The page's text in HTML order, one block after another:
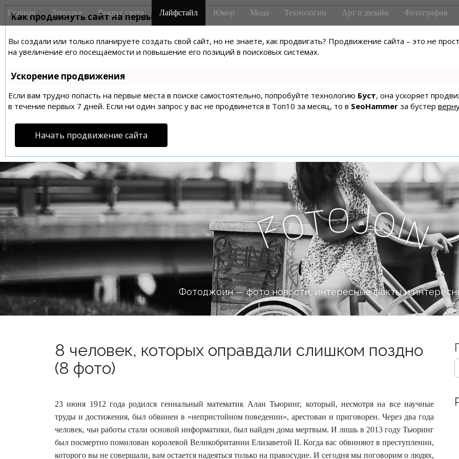
Как продвинуть сайт на первые места?
Вы создали или только планируете создать свой сайт, но не знаете, как продвигать? Продвижение сайта – это не
на увеличение его посещаемости и повышение его позиций в поисковых системах.
Ускорение продвижения
Если вам трудно попасть на первые места в поиске самостоятельно, попробуйте технологию Буст, она ускоряет
в течение первых 7 дней. Если ни один запрос у вас не продвинется в Топ10 за месяц, то в SeoHammer за бустер
Начать продвижение сайта
M
a
n
m
e
n
u
i
Главная Девушки Вокруг света Лайфстайл Юмор Мода Технологии Арт и дизайн Фотография
FotoJoi
n
Фотоджоин — фото новости, интересные факты и
8 человек, которых оправдали слишком поздно
(8 фото)
23 июня 1912 года родился гениальный математик Алан Тьюринг, который, несмотря на все научные
труды и достижения, был обвинен в «непристойном поведении», арестован и приговорен.Через два года
человек, чьи работы стали основой информатики, был найден дома мертвым. И лишь в 2013 году Тьюринг
был посмертно помилован королевой Великобритании Елизаветой II. Когда вас обвиняют в преступлении,
которого вы не совершали, вам остается надеяться только на правосудие. И сегодня мы поговорим о людях,
S
e
c